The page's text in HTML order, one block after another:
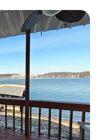
appréciés